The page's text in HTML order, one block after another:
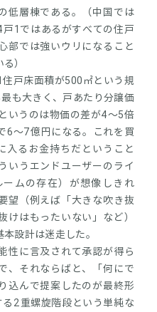
低層棟である。（中国では
戸1ではあるがすべての住戸
部では強いウリになること
）
戸床面積が500㎡という規
も大きく、戸あたり分譲価
いうのは物価の差が4～5倍
6～7億円になる。これを買
入るお金持ちだということ
いうエンドユーザーのライ
ムの存在）が想像しきれ
望（例えば「大きな吹き抜
けはもったいない」など）
設計は迷走した。
性に言及されて承認が得ら
、それならばと、「何にで
込んで提案したのが最終形
2重螺旋階段という単純な